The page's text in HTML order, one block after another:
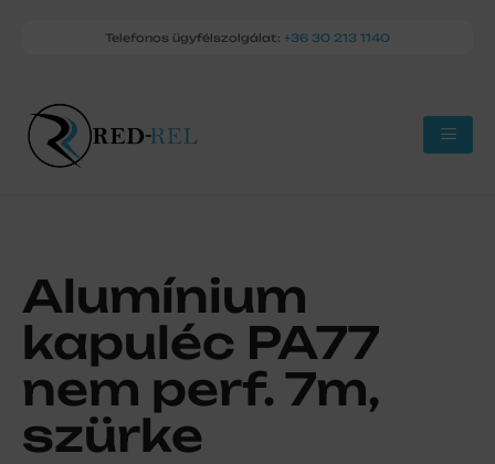
Telefonos ügyfélszolgálat: +36 30 213 1140
Alumínium
kapuléc PA77
nem perf. 7m,
szürke